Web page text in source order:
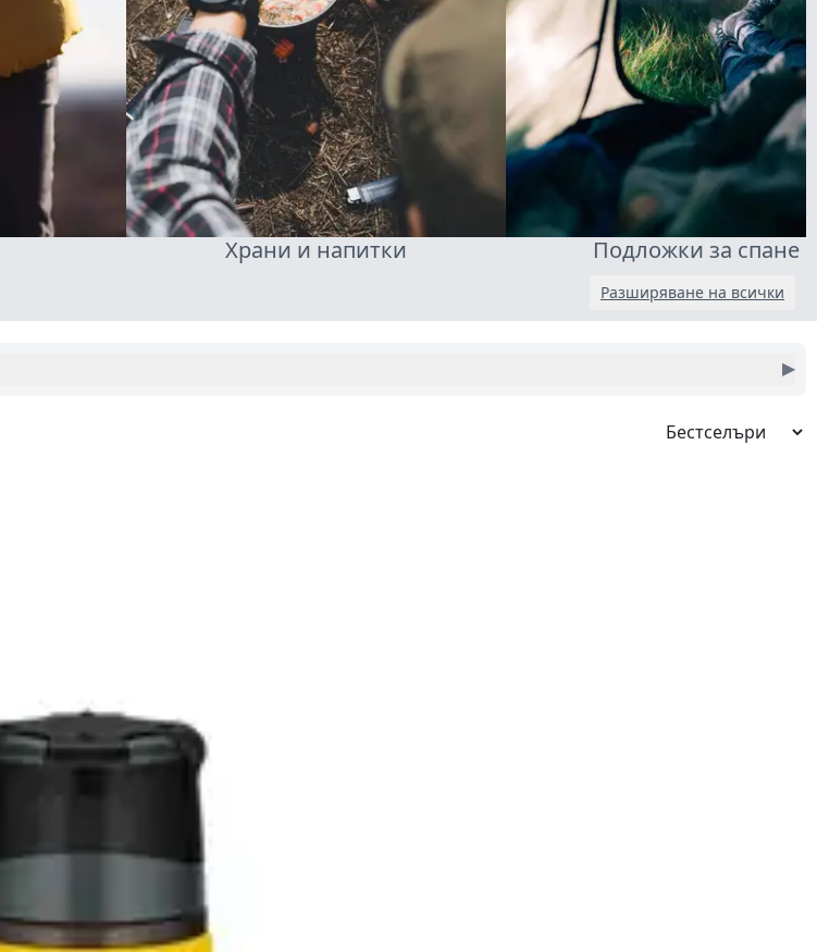
Храни и напитки Подложки за спане
Разширяване на всички
▶